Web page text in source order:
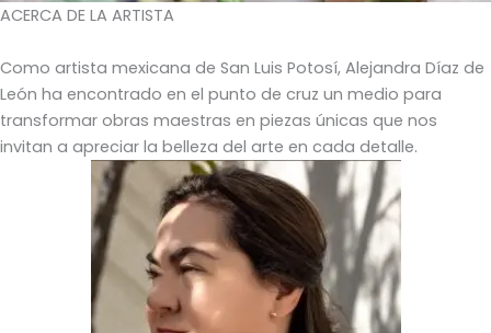
ACERCA DE LA ARTISTA
Como artista mexicana de San Luis Potosí, Alejandra Díaz de
León ha encontrado en el punto de cruz un medio para
transformar obras maestras en piezas únicas que nos
invitan a apreciar la belleza del arte en cada detalle.